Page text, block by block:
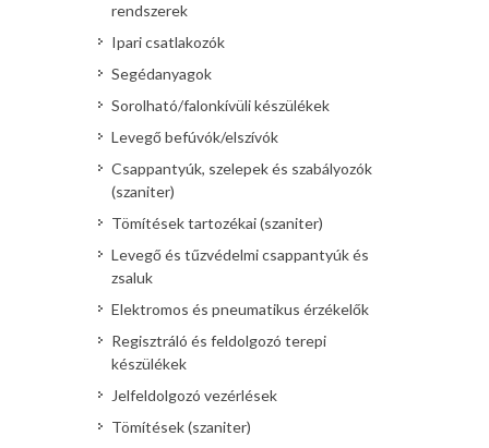
rendszerek
Ipari csatlakozók
Segédanyagok
Sorolható/falonkívüli készülékek
Levegő befúvók/elszívók
Csappantyúk, szelepek és szabályozók
(szaniter)
Tömítések tartozékai (szaniter)
Levegő és tűzvédelmi csappantyúk és
zsaluk
Elektromos és pneumatikus érzékelők
Regisztráló és feldolgozó terepi
készülékek
Jelfeldolgozó vezérlések
Tömítések (szaniter)